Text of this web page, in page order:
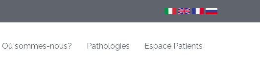
Où sommes-nous? Pathologies Espace Patients